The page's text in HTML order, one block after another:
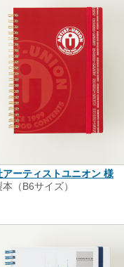
アーティストユニオン 様
（B6サイズ）